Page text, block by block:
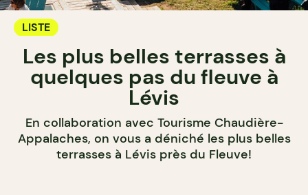
LISTE
Les plus belles terrasses à
quelques pas du fleuve à
Lévis
En collaboration avec Tourisme Chaudière-
Appalaches, on vous a déniché les plus belles
terrasses à Lévis près du Fleuve!